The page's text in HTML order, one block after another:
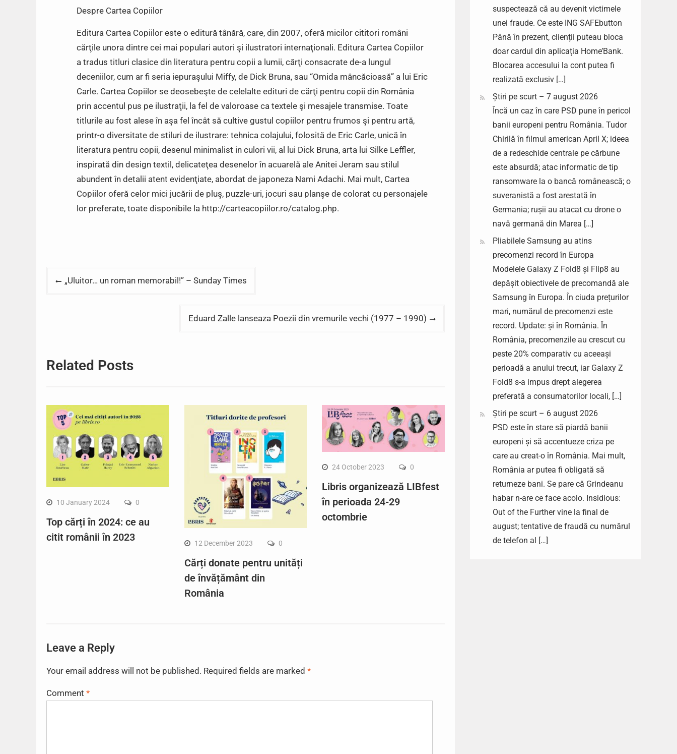
Despre Cartea Copiilor
Editura Cartea Copiilor este o editură tânără, care, din 2007, oferă micilor cititori români
cărţile unora dintre cei mai populari autori şi ilustratori internaţionali. Editura Cartea Copiilor
a tradus titluri clasice din literatura pentru copii a lumii, cărţi consacrate de-a lungul
deceniilor, cum ar fi seria iepuraşului Miffy, de Dick Bruna, sau “Omida mâncăcioasă” a lui Eric
Carle. Cartea Copiilor se deosebeşte de celelalte edituri de cărţi pentru copii din România
prin accentul pus pe ilustraţii, la fel de valoroase ca textele şi mesajele transmise. Toate
titlurile au fost alese în aşa fel încât să cultive gustul copiilor pentru frumos şi pentru artă,
printr-o diversitate de stiluri de ilustrare: tehnica colajului, folosită de Eric Carle, unică în
literatura pentru copii, desenul minimalist in culori vii, al lui Dick Bruna, arta lui Silke Leffler,
inspirată din design textil, delicateţea desenelor în acuarelă ale Anitei Jeram sau stilul
abundent în detalii atent evidenţiate, abordat de japoneza Nami Adachi. Mai mult, Cartea
Copiilor oferă celor mici jucării de pluş, puzzle-uri, jocuri sau planşe de colorat cu personajele
lor preferate, toate disponibile la http://carteacopiilor.ro/catalog.php.
Post„Uluitor… un roman memorabil!” – Sunday Times
Eduard Zalle lanseaza Poezii din vremurile vechi (1977 – 1990)
Related Posts
10 January 2024 0
Top cărți în 2024: ce au
citit românii în 2023
12 December 2023 0
Cărți donate pentru unități
de învățământ din
România
24 October 2023 0
Libris organizează LIBfest
în perioada 24-29
octombrie
Leave a Reply
Your email address will not be published. Required fields are marked *
Comment *
suspectează că au devenit victimele
unei fraude. Ce este ING SAFEbutton
Până în prezent, clienții puteau bloca
doar cardul din aplicația Home’Bank.
Blocarea accesului la cont putea fi
realizată exclusiv […]
Știri pe scurt – 7 august 2026
Încă un caz în care PSD pune în pericol
banii europeni pentru România. Tudor
Chirilă în filmul american April X; ideea
de a redeschide centrale pe cărbune
este absurdă; atac informatic de tip
ransomware la o bancă românească; o
suveranistă a fost arestată în
Germania; rușii au atacat cu drone o
navă germană din Marea […]
Pliabilele Samsung au atins
precomenzi record în Europa
Modelele Galaxy Z Fold8 și Flip8 au
depășit obiectivele de precomandă ale
Samsung în Europa. În ciuda prețurilor
mari, numărul de precomenzi este
record. Update: și în România. În
România, precomenzile au crescut cu
peste 20% comparativ cu aceeași
perioadă a anului trecut, iar Galaxy Z
Fold8 s-a impus drept alegerea
preferată a consumatorilor locali, […]
Știri pe scurt – 6 august 2026
PSD este în stare să piardă banii
europeni și să accentueze criza pe
care au creat-o în România. Mai mult,
România ar putea fi obligată să
returneze bani. Se pare că Grindeanu
habar n-are ce face acolo. Insidious:
Out of the Further vine la final de
august; tentative de fraudă cu numărul
de telefon al […]